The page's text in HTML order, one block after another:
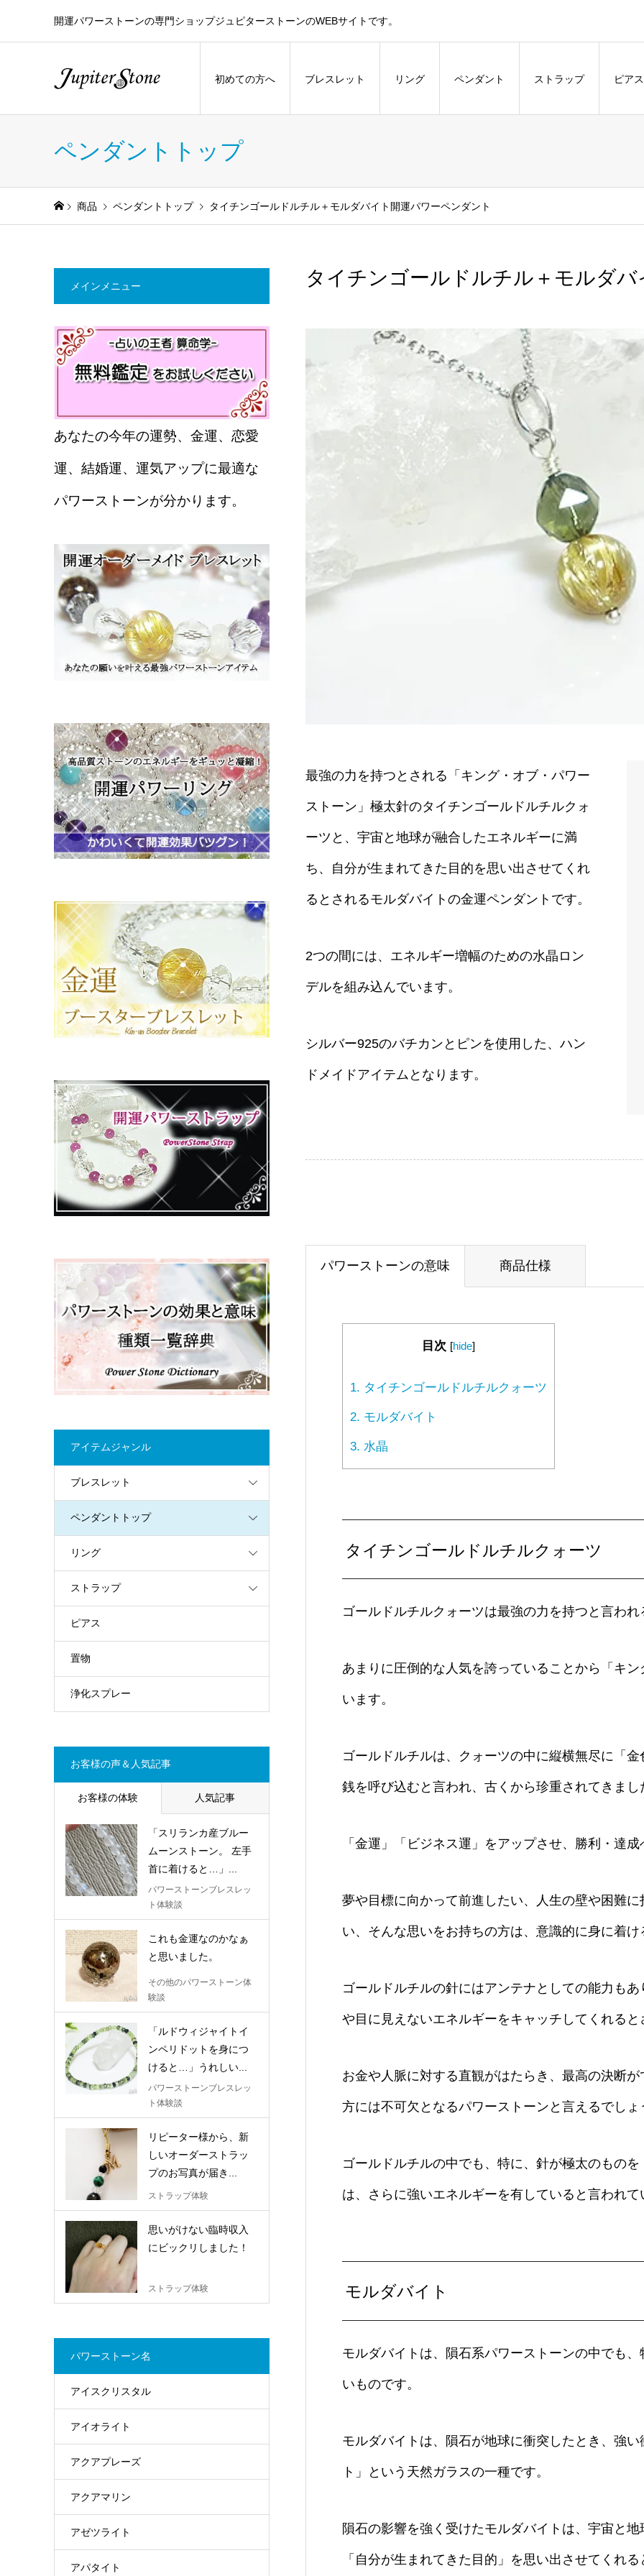
開運パワーストーンの専門ショップジュピターストーンのWEBサイトです。
初めての方へ ブレスレット リング ペンダント ストラップ ピアス
ペンダントトップ
商品 ペンダントトップ タイチンゴールドルチル＋モルダバイト開運パワーペンダント
タイチンゴールドルチル＋モルダ
最強の力を持つとされる「キング・オブ・パワー
ストーン」極太針のタイチンゴールドルチルクォ
ーツと、宇宙と地球が融合したエネルギーに満
ち、自分が生まれてきた目的を思い出させてくれ
るとされるモルダバイトの金運ペンダントです。
2つの間には、エネルギー増幅のための水晶ロン
デルを組み込んでいます。
シルバー925のバチカンとピンを使用した、ハン
ドメイドアイテムとなります。
パワーストーンの意味 商品仕様
目次 [hide]
1. タイチンゴールドルチルクォーツ
2. モルダバイト
3. 水晶
タイチンゴールドルチルクォーツ
ゴールドルチルクォーツは最強の力を持つと言わ
あまりに圧倒的な人気を誇っていることから「キ
います。
ゴールドルチルは、クォーツの中に縦横無尽に「
銭を呼び込むと言われ、古くから珍重されてきまし
「金運」「ビジネス運」をアップさせ、勝利・達
夢や目標に向かって前進したい、人生の壁や困難
い、そんな思いをお持ちの方は、意識的に身に着
ゴールドルチルの針にはアンテナとしての能力も
や目に見えないエネルギーをキャッチしてくれると
お金や人脈に対する直観がはたらき、最高の決断
方には不可欠となるパワーストーンと言えるでしょ
ゴールドルチルの中でも、特に、針が極太のもの
は、さらに強いエネルギーを有していると言われて
モルダバイト
モルダバイトは、隕石系パワーストーンの中でも
いものです。
モルダバイトは、隕石が地球に衝突したとき、強
ト」という天然ガラスの一種です。
隕石の影響を強く受けたモルダバイトは、宇宙と
「自分が生まれてきた目的」を思い出させてくれ
メインメニュー
あなたの今年の運勢、金運、恋愛
運、結婚運、運気アップに最適な
パワーストーンが分かります。
アイテムジャンル
ブレスレット
ペンダントトップ
リング
ストラップ
ピアス
置物
浄化スプレー
お客様の声＆人気記事
お客様の体験 人気記事
「スリランカ産ブルー
ムーンストーン。 左手
首に着けると…」...
パワーストーンブレスレッ
ト体験談
これも金運なのかなぁ
と思いました。
その他のパワーストーン体
験談
「ルドウィジャイトイ
ンペリドットを身につ
けると…」うれしい...
パワーストーンブレスレッ
ト体験談
リピーター様から、新
しいオーダーストラッ
プのお写真が届き...
ストラップ体験
思いがけない臨時収入
にビックリしました！
ストラップ体験
パワーストーン名
アイスクリスタル
アイオライト
アクアプレーズ
アクアマリン
アゼツライト
アパタイト